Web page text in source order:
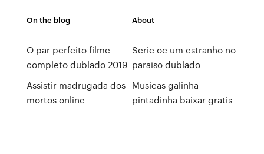
On the blog
O par perfeito filme
completo dublado 2019
Assistir madrugada dos
mortos online
About
Serie oc um estranho no
paraiso dublado
Musicas galinha
pintadinha baixar gratis